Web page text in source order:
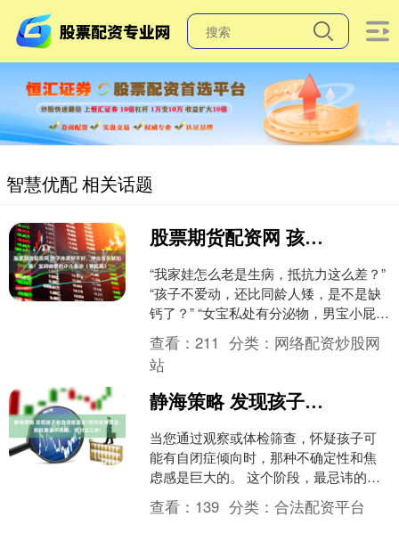
智慧优配 相关话题
股票期货配资网 孩子体质好不好，伸出舌头就知道！宝妈必学的小儿舌诊（肾区篇）
“我家娃怎么老是生病，抵抗力这么差？”
“孩子不爱动，还比同龄人矮，是不是缺
钙了？” “女宝私处有分泌物，男宝小屁屁
总是红红的，到底怎么回事？” 宝妈们是
不是经....
查看：211 分类： 网络配资炒股网
站
静海策略 发现孩子有自闭症苗头?郑州发育医生：抓住黄金干预期，做对这三步!
当您通过观察或体检筛查，怀疑孩子可
能有自闭症倾向时，那种不确定性和焦
虑感是巨大的。 这个阶段，最忌讳的
是“观望等待”或陷入恐慌。作为一名医
生，我给您最核心的建议....
查看： 139 分类：合法配资平台